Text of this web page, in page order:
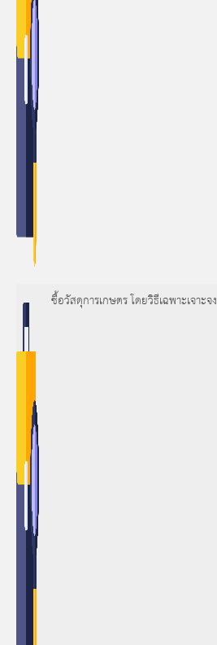
ซื้อวัสดุการเกษตร โดยวิธีเฉพาะเจาะจง